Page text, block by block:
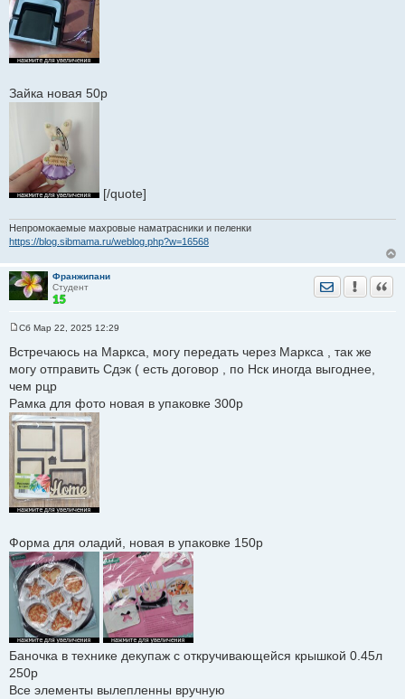
Зайка новая 50р
[/quote]
Непромокаемые махровые наматрасники и пеленки
https://blog.sibmama.ru/weblog.php?w=16568
Франжипани
Студент
Отправить
о
б
е
н
и
е
Сб Мар 22, 2025 12:29
Встречаюсь на Маркса, могу передать через Маркса , так же
могу отправить Сдэк ( есть договор , по Нск иногда выгоднее,
чем рцр
Рамка для фото новая в упаковке 300р
Форма для оладий, новая в упаковке 150р
Баночка в технике декупаж с откручивающейся крышкой 0.45л
250р
Все элементы вылепленны вручную